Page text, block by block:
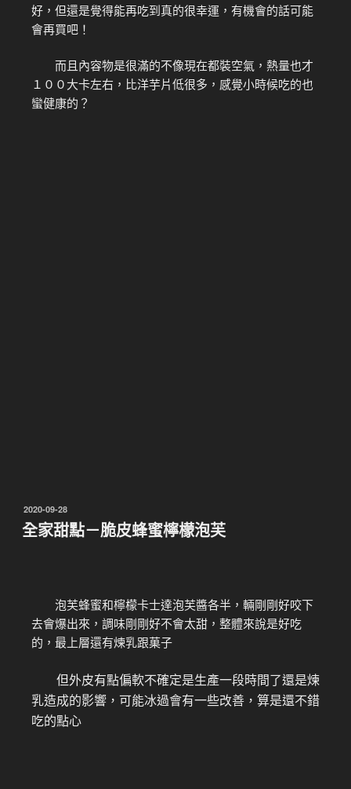
好，但還是覺得能再吃到真的很幸運，有機會的話可能
會再買吧！
而且內容物是很滿的不像現在都裝空氣，熱量也才
１００大卡左右，比洋芋片低很多，感覺小時候吃的也
蠻健康的？
2020-09-28
全家甜點－脆皮蜂蜜檸檬泡芙
泡芙蜂蜜和檸檬卡士達泡芙醬各半，輛剛剛好咬下
去會爆出來，調味剛剛好不會太甜，整體來說是好吃
的，最上層還有煉乳跟菓子
但外皮有點偏軟不確定是生產一段時間了還是煉
乳造成的影響，可能冰過會有一些改善，算是還不錯
吃的點心